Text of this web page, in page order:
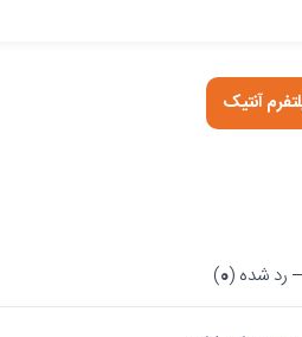
آنتیک
رد شده (0
)